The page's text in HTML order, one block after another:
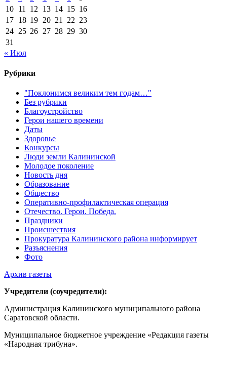
10 11 12 13 14 15 16
17 18 19 20 21 22 23
24 25 26 27 28 29 30
31
« Июл
Рубрики
"Поклонимся великим тем годам…"
Без рубрики
Благоустройство
Герои нашего времени
Даты
Здоровье
Конкурсы
Люди земли Калининской
Молодое поколение
Новость дня
Образование
Общество
Оперативно-профилактическая операция
Отечество. Герои. Победа.
Праздники
Происшествия
Прокуратура Калининского района информирует
Разъяснения
Фото
Архив газеты
Учредители (соучредители):
Администрация Калининского муниципального района
Саратовской области.
Муниципальное бюджетное учреждение «Редакция газеты
«Народная трибуна».